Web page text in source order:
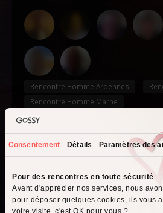
Consentement Détails Paramètres des
Pour des rencontres en toute sécurité
Avant d'apprécier nos services, nous
pour déposer quelques cookies, ils vous
votre visite, c'est OK pour vous ?
Rencontre Homme Ardennes
Rencontre Homme Marne
Rencontre Homme Haute Marne
Rencontre Homme Épernay
Que recherchez-vous ?